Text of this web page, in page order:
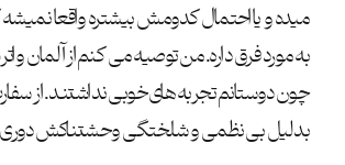
میده و یا احتمال کدومش بیشتره واقعا
به مورد فرق داره. من توصیه می کنم از آلمان و
چون دوستانم تجربه های خوبی نداشتند. از
بدلیل بی نظمی و شلختگی وحشتناکش